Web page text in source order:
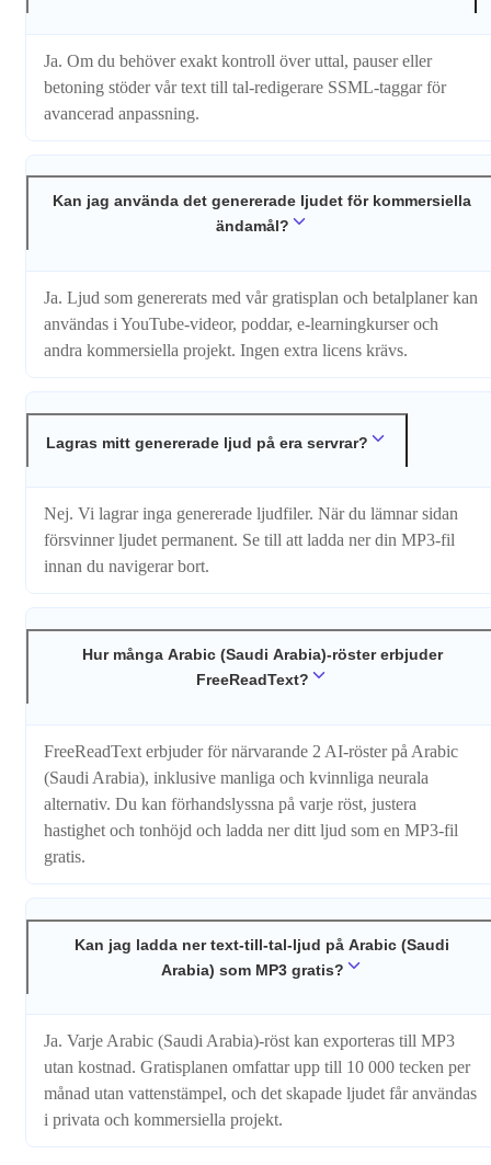
Ja. Om du behöver exakt kontroll över uttal, pauser eller
betoning stöder vår text till tal-redigerare SSML-taggar för
avancerad anpassning.
Kan jag använda det genererade ljudet för kommersiella
ändamål?
Ja. Ljud som genererats med vår gratisplan och betalplaner kan
användas i YouTube-videor, poddar, e-learningkurser och
andra kommersiella projekt. Ingen extra licens krävs.
Lagras mitt genererade ljud på era servrar?
Nej. Vi lagrar inga genererade ljudfiler. När du lämnar sidan
försvinner ljudet permanent. Se till att ladda ner din MP3-fil
innan du navigerar bort.
Hur många Arabic (Saudi Arabia)-röster erbjuder
FreeReadText?
FreeReadText erbjuder för närvarande 2 AI-röster på Arabic
(Saudi Arabia), inklusive manliga och kvinnliga neurala
alternativ. Du kan förhandslyssna på varje röst, justera
hastighet och tonhöjd och ladda ner ditt ljud som en MP3-fil
gratis.
Kan jag ladda ner text-till-tal-ljud på Arabic (Saudi
Arabia) som MP3 gratis?
Ja. Varje Arabic (Saudi Arabia)-röst kan exporteras till MP3
utan kostnad. Gratisplanen omfattar upp till 10 000 tecken per
månad utan vattenstämpel, och det skapade ljudet får användas
i privata och kommersiella projekt.